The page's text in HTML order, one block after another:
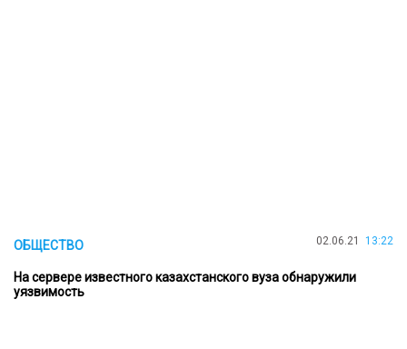
ОБЩЕСТВО 02.06.21 13:22
На сервере известного казахстанского вуза обнаружили
уязвимость